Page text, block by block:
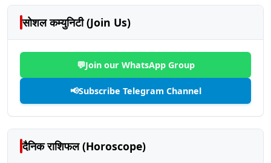
सोशल कम्युनिटी (Join Us)
💬Join our WhatsApp Group
📢Subscribe Telegram Channel
दैनिक राशिफल (Horoscope)